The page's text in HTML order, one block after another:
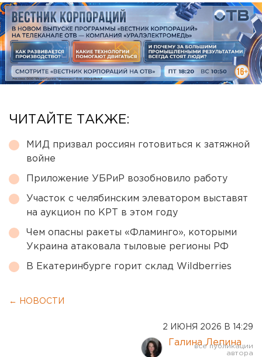
ЧИТАЙТЕ ТАКЖЕ:
МИД призвал россиян готовиться к затяжной
войне
Приложение УБРиР возобновило работу
Участок с челябинским элеватором выставят
на аукцион по КРТ в этом году
Чем опасны ракеты «Фламинго», которыми
Украина атаковала тыловые регионы РФ
В Екатеринбурге горит склад Wildberries
← НОВОСТИ
2 ИЮНЯ 2026 В 14:29
Галина Лепина